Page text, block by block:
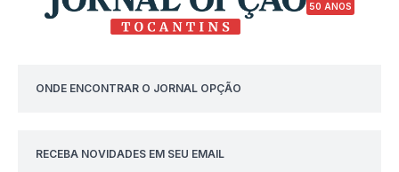
50 ANOS
ONDE ENCONTRAR O JORNAL OPÇÃO
RECEBA NOVIDADES EM SEU EMAIL